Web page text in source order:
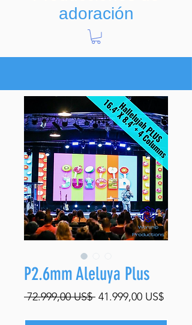
adoración
P2.6mm Aleluya Plus
72.999,00 US$ Precio
41.999,00 US$Precio